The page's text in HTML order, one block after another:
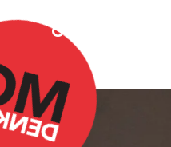
Over Omdenken